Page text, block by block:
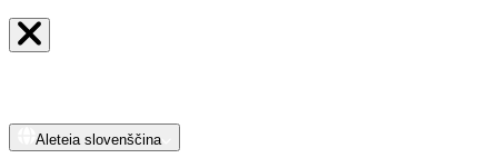
Aleteia slovenščina